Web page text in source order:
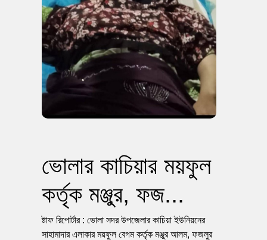
ভোলার কাচিয়ার ময়ফুল
কর্তৃক মঞ্জুর, ফজ...
ষ্টাফ রিপোর্টার : ভোলা সদর উপজেলার কাচিয়া ইউনিয়নের
সাহামাদার এলাকার ময়ফুল বেগম কর্তৃক মঞ্জুর আলম, ফজলুর